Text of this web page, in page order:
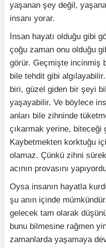
yaşanan şey değil,
insanı yorar.
İnsan hayatı olduğu gibi
çoğu zaman onu olduğu
görür. Geçmişte incinmiş
bile tehdit gibi algılayabilir.
biri, güzel giden bir şeyi
yaşayabilir. Ve böylece
anları bile zihninde
çıkarmak yerine, biteceği
Kaybetmekten korktuğu
olamaz. Çünkü zihni
acının provasını
Oysa insanın hayatla
şu anın içinde
gelecek tam olarak
bunu bilmesine rağmen
zamanlarda yaşamaya